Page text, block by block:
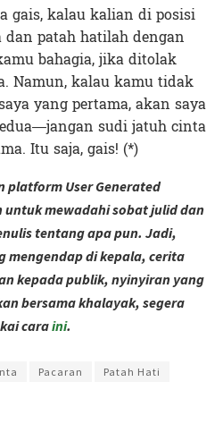
gais, kalau kalian di posisi
patah hatilah dengan
bahagia, jika ditolak
Namun, kalau kamu tidak
yang pertama, akan saya
sudi jatuh cinta
Itu saja, gais! (*)
platform User Generated
untuk mewadahi sobat julid dan
tentang apa pun. Jadi,
mengendap di kepala, cerita
kepada publik, nyinyiran yang
bersama khalayak, segera
caraini.
Pacaran
Patah Hati